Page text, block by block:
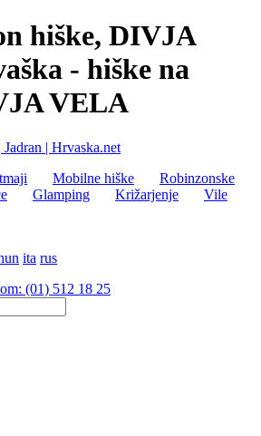
hiške, DIVJA
- hiške na
VELA
Mobilne hiške
Robinzonske
Glamping Križarjenje
Vile
ita rus
(01) 512 18 25